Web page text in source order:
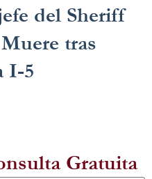
del Sheriff
tras
I-5
Gratuita